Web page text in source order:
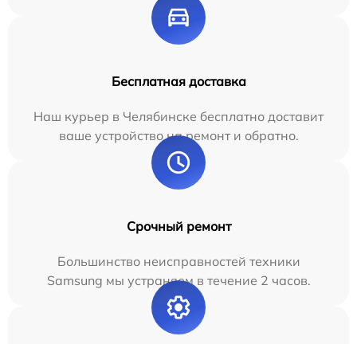
Бесплатная доставка
Наш курьер в Челябинске бесплатно доставит
ваше устройство на ремонт и обратно.
Срочный ремонт
Большинство неисправностей техники
Samsung мы устраняем в течение 2 часов.